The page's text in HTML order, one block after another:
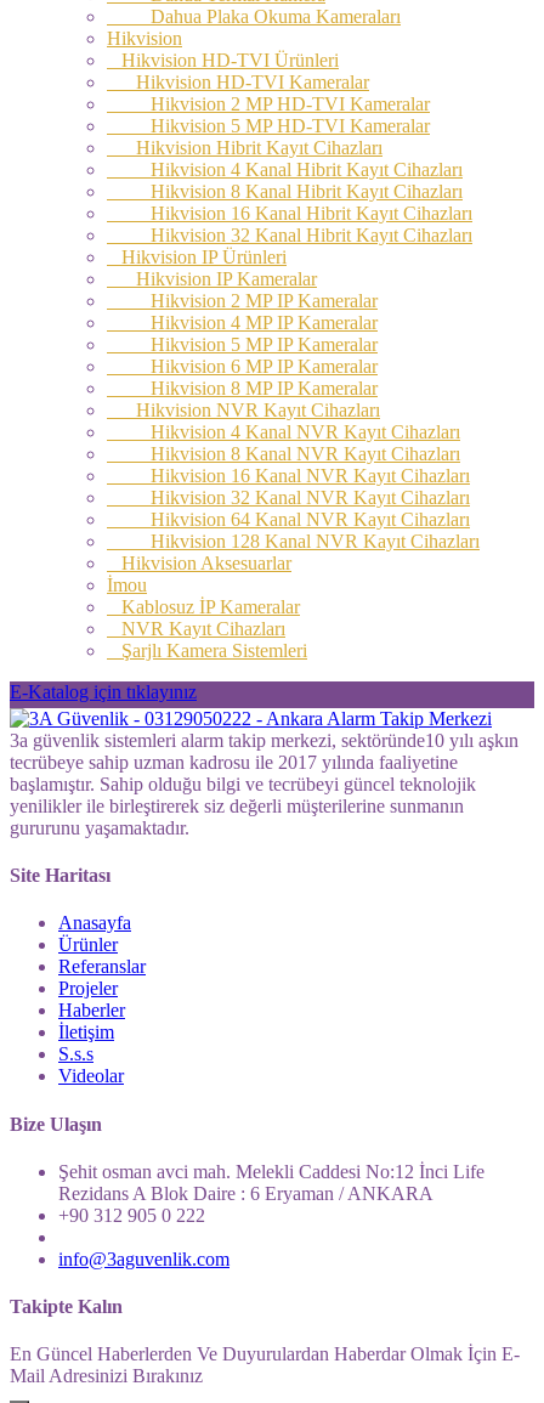
Dahua Plaka Okuma Kameraları
Hikvision
Hikvision HD-TVI Ürünleri
Hikvision HD-TVI Kameralar
Hikvision 2 MP HD-TVI Kameralar
Hikvision 5 MP HD-TVI Kameralar
Hikvision Hibrit Kayıt Cihazları
Hikvision 4 Kanal Hibrit Kayıt Cihazları
Hikvision 8 Kanal Hibrit Kayıt Cihazları
Hikvision 16 Kanal Hibrit Kayıt Cihazları
Hikvision 32 Kanal Hibrit Kayıt Cihazları
Hikvision IP Ürünleri
Hikvision IP Kameralar
Hikvision 2 MP IP Kameralar
Hikvision 4 MP IP Kameralar
Hikvision 5 MP IP Kameralar
Hikvision 6 MP IP Kameralar
Hikvision 8 MP IP Kameralar
Hikvision NVR Kayıt Cihazları
Hikvision 4 Kanal NVR Kayıt Cihazları
Hikvision 8 Kanal NVR Kayıt Cihazları
Hikvision 16 Kanal NVR Kayıt Cihazları
Hikvision 32 Kanal NVR Kayıt Cihazları
Hikvision 64 Kanal NVR Kayıt Cihazları
Hikvision 128 Kanal NVR Kayıt Cihazları
Hikvision Aksesuarlar
İmou
Kablosuz İP Kameralar
NVR Kayıt Cihazları
Şarjlı Kamera Sistemleri
E-Katalog için tıklayınız
3a güvenlik sistemleri alarm takip merkezi, sektöründe10 yılı aşkın
tecrübeye sahip uzman kadrosu ile 2017 yılında faaliyetine
başlamıştır. Sahip olduğu bilgi ve tecrübeyi güncel teknolojik
yenilikler ile birleştirerek siz değerli müşterilerine sunmanın
gururunu yaşamaktadır.
Site Haritası
Anasayfa
Ürünler
Referanslar
Projeler
Haberler
İletişim
S.s.s
Videolar
Bize Ulaşın
Şehit osman avci mah. Melekli Caddesi No:12 İnci Life
Rezidans A Blok Daire : 6 Eryaman / ANKARA
+90 312 905 0 222
info@3aguvenlik.com
Takipte Kalın
En Güncel Haberlerden Ve Duyurulardan Haberdar Olmak İçin E-
Mail Adresinizi Bırakınız